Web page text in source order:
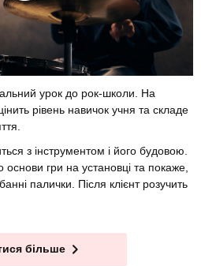
урок до рок-школи. На
рівень навичок учня та складе
з інструментом і його будовою.
гри на установці та покаже,
палички. Після клієнт розучить
більше